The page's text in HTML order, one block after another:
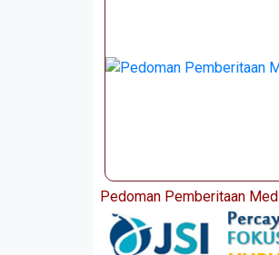
Pedoman Pemberitaan